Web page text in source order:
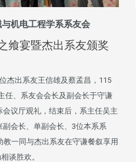
与机电工程学系系友会
飨宴暨杰出系友颁奖
杰出系友王信雄及蔡孟昌，115
任、系友会会长及副会长于守谦
会议厅观礼，结束后，系主任吴主
会长、单副会长、3位本系系
教一同与杰出系友在守谦餐叙享用
谈胜欢。